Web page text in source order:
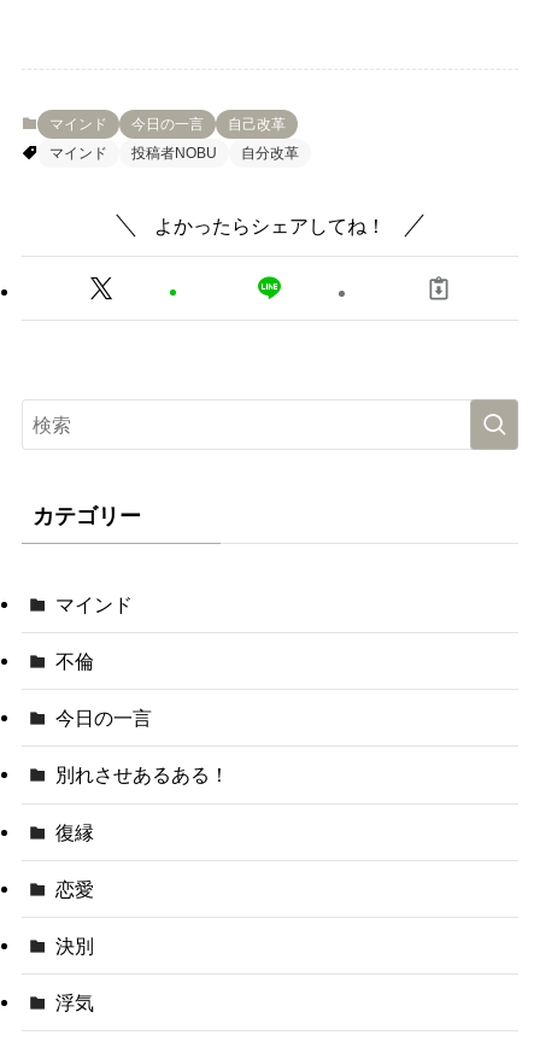
マインド 今日の一言
自己改革
マインド
投稿者NOBU 自分改革
よかったらシェアしてね！
カテゴリー
マインド
不倫
今日の一言
別れさせあるある！
復縁
恋愛
決別
浮気